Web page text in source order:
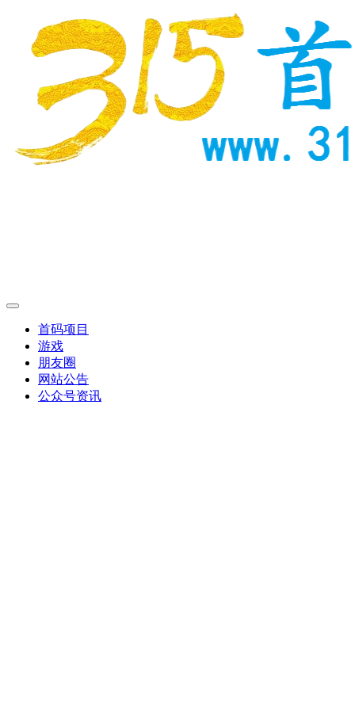
首码项目
游戏
朋友圈
网站公告
公众号资讯